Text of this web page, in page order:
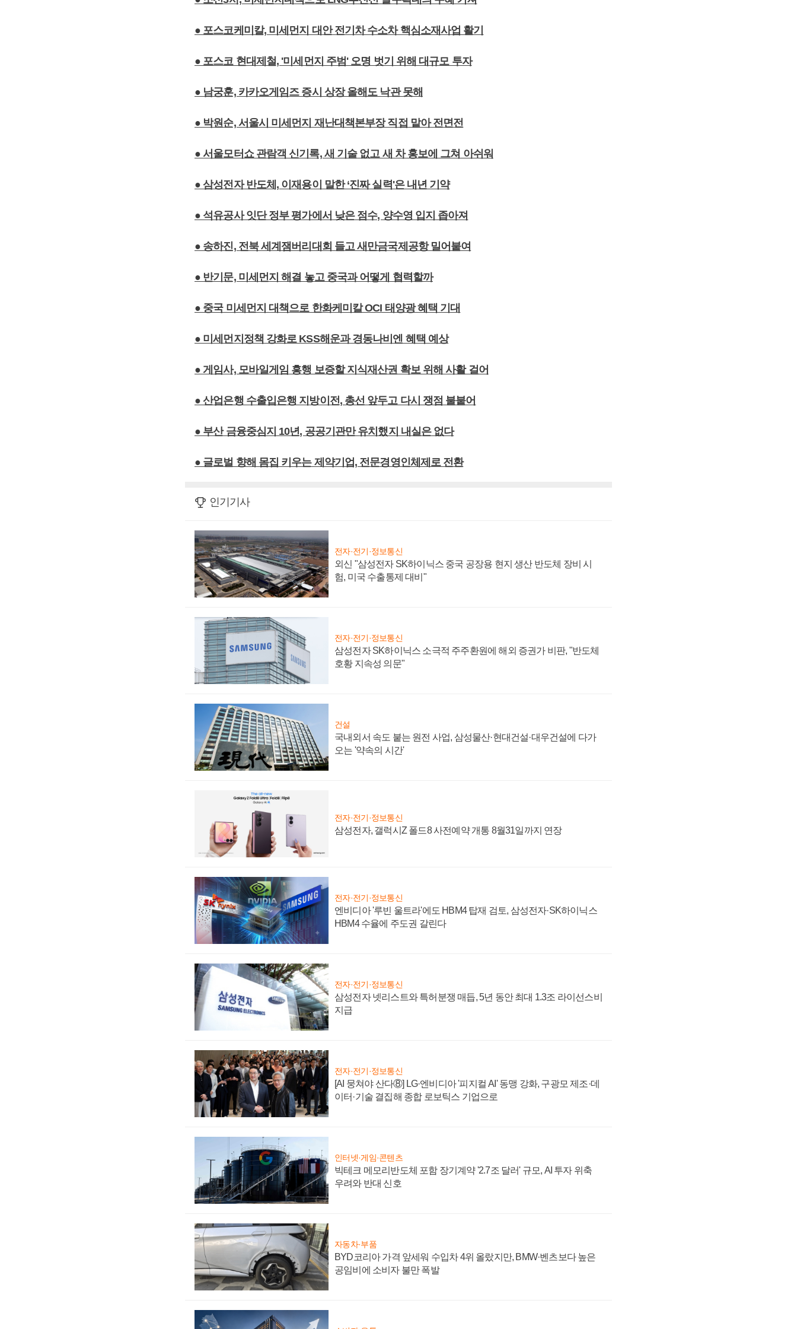
● 포스코케미칼, 미세먼지 대안 전기차 수소차 핵심소재사업 활기
● 포스코 현대제철, '미세먼지 주범' 오명 벗기 위해 대규모 투자
● 남궁훈, 카카오게임즈 증시 상장 올해도 낙관 못해
● 박원순, 서울시 미세먼지 재난대책본부장 직접 맡아 전면전
● 서울모터쇼 관람객 신기록, 새 기술 없고 새 차 홍보에 그쳐 아쉬워
● 삼성전자 반도체, 이재용이 말한 ‘진짜 실력'은 내년 기약
● 석유공사 잇단 정부 평가에서 낮은 점수, 양수영 입지 좁아져
● 송하진, 전북 세계잼버리대회 들고 새만금국제공항 밀어붙여
● 반기문, 미세먼지 해결 놓고 중국과 어떻게 협력할까
● 중국 미세먼지 대책으로 한화케미칼 OCI 태양광 혜택 기대
● 미세먼지정책 강화로 KSS해운과 경동나비엔 혜택 예상
● 게임사, 모바일게임 흥행 보증할 지식재산권 확보 위해 사활 걸어
● 산업은행 수출입은행 지방이전, 총선 앞두고 다시 쟁점 불붙어
● 부산 금융중심지 10년, 공공기관만 유치했지 내실은 없다
● 글로벌 향해 몸집 키우는 제약기업, 전문경영인체제로 전환
인기기사
전자·전기·정보통신
외신 "삼성전자 SK하이닉스 중국 공장용 현지 생산 반도체 장비 시
험, 미국 수출통제 대비"
전자·전기·정보통신
삼성전자 SK하이닉스 소극적 주주환원에 해외 증권가 비판, "반도체
호황 지속성 의문"
건설
국내외서 속도 붙는 원전 사업, 삼성물산·현대건설·대우건설에 다가
오는 '약속의 시간'
전자·전기·정보통신
삼성전자, 갤럭시Z 폴드8 사전예약 개통 8월31일까지 연장
전자·전기·정보통신
엔비디아 '루빈 울트라'에도 HBM4 탑재 검토, 삼성전자·SK하이닉스
HBM4 수율에 주도권 갈린다
전자·전기·정보통신
삼성전자 넷리스트와 특허분쟁 매듭, 5년 동안 최대 1.3조 라이선스비
지급
전자·전기·정보통신
[AI 뭉쳐야 산다⑧] LG·엔비디아 '피지컬 AI' 동맹 강화, 구광모 제조·데
이터·기술 결집해 종합 로보틱스 기업으로
인터넷·게임·콘텐츠
빅테크 메모리반도체 포함 장기계약 '2.7조 달러' 규모, AI 투자 위축
우려와 반대 신호
자동차·부품
BYD코리아 가격 앞세워 수입차 4위 올랐지만, BMW·벤츠보다 높은
공임비에 소비자 불만 폭발